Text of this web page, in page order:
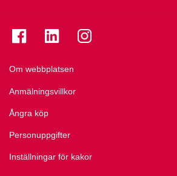
Om webbplatsen
Anmälningsvillkor
Ångra köp
Personuppgifter
Inställningar för kakor
Se folkuniversitetet på Facebook
Se folkuniversitetet på LinkedIn